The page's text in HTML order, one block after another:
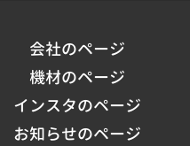
会社のページ
機材のページ
インスタのページ
お知らせのページ